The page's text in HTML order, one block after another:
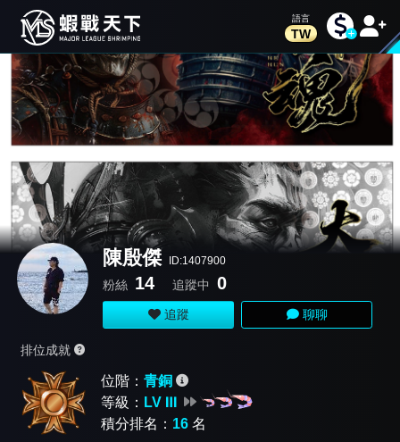
TW
陳殷傑 ID:1407900
粉絲 14 追蹤中 0
追蹤 聊聊
排位成就
位階： 青銅
等級： LV Ⅲ
積分排名： 16 名